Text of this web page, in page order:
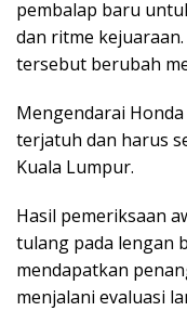
pembalap baru
dan ritme
tersebut berubah
Mengendarai Honda
terjatuh dan harus
Kuala Lumpur.
Hasil pemeriksaan
tulang pada lengan
mendapatkan
menjalani evaluasi